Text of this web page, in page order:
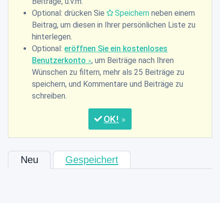
Optional: drücken Sie
Speichern neben einem
Beitrag, um diesen in Ihrer persönlichen Liste zu
hinterlegen.
Optional:eröffnen Sie ein kostenloses
Benutzerkonto
, um Beiträge nach Ihren
Wünschen zu filtern, mehr als 25 Beiträge zu
speichern, und Kommentare und Beiträge zu
schreiben.
OK
Neu Gespeichert